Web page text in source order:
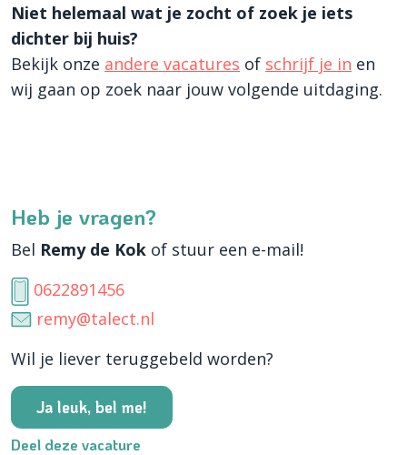
Niet helemaal wat je zocht of zoek je iets
dichter bij huis?
Bekijk onze andere vacatures of schrijf je in en
wij gaan op zoek naar jouw volgende uitdaging.
Heb je vragen?
Bel Remy de Kok of stuur een e-mail!
0622891456
remy@talect.nl
Wil je liever teruggebeld worden?
Ja leuk, bel me!
Deel deze vacature